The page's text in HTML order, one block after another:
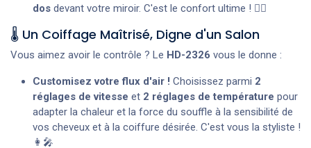
dos devant votre miroir. C'est le confort ultime ! 🧘‍♀️
🌡️ Un Coiffage Maîtrisé, Digne d'un Salon
Vous aimez avoir le contrôle ? Le HD-2326 vous le donne :
Customisez votre flux d'air ! Choisissez parmi 2
réglages de vitesse et 2 réglages de température pour
adapter la chaleur et la force du souffle à la sensibilité de
vos cheveux et à la coiffure désirée. C'est vous la styliste !
👩‍🎤